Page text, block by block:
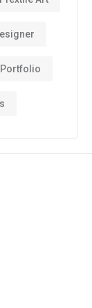
Portfolio